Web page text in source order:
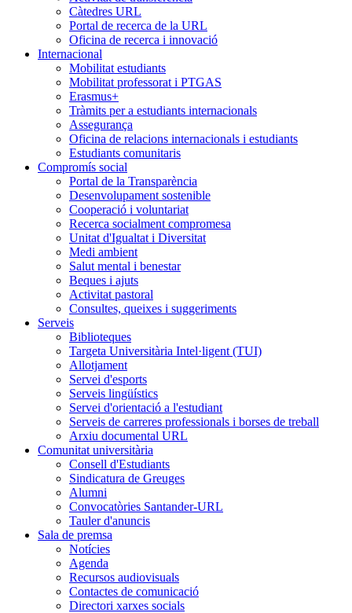
Càtedres URL
Portal de recerca de la URL
Oficina de recerca i innovació
Internacional
Mobilitat estudiants
Mobilitat professorat i PTGAS
Erasmus+
Tràmits per a estudiants internacionals
Assegurança
Oficina de relacions internacionals i estudiants
Estudiants comunitaris
Compromís social
Portal de la Transparència
Desenvolupament sostenible
Cooperació i voluntariat
Recerca socialment compromesa
Unitat d'Igualtat i Diversitat
Medi ambient
Salut mental i benestar
Beques i ajuts
Activitat pastoral
Consultes, queixes i suggeriments
Serveis
Biblioteques
Targeta Universitària Intel·ligent (TUI)
Allotjament
Servei d'esports
Serveis lingüístics
Servei d'orientació a l'estudiant
Serveis de carreres professionals i borses de treball
Arxiu documental URL
Comunitat universitària
Consell d'Estudiants
Sindicatura de Greuges
Alumni
Convocatòries Santander-URL
Tauler d'anuncis
Sala de premsa
Notícies
Agenda
Recursos audiovisuals
Contactes de comunicació
Directori xarxes socials